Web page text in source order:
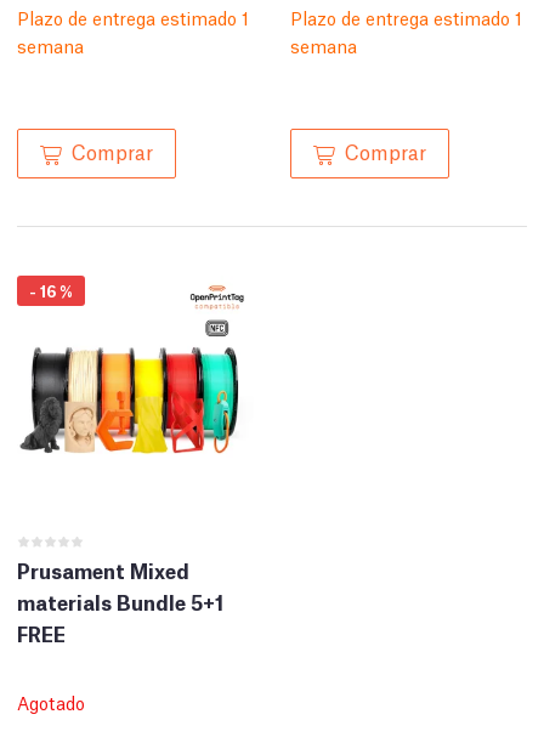
Plazo de entrega estimado 1
semana
Comprar
Plazo de entrega estimado 1
semana
Comprar
- 16%
Prusament Mixed
materials Bundle 5+1
FREE
Agotado